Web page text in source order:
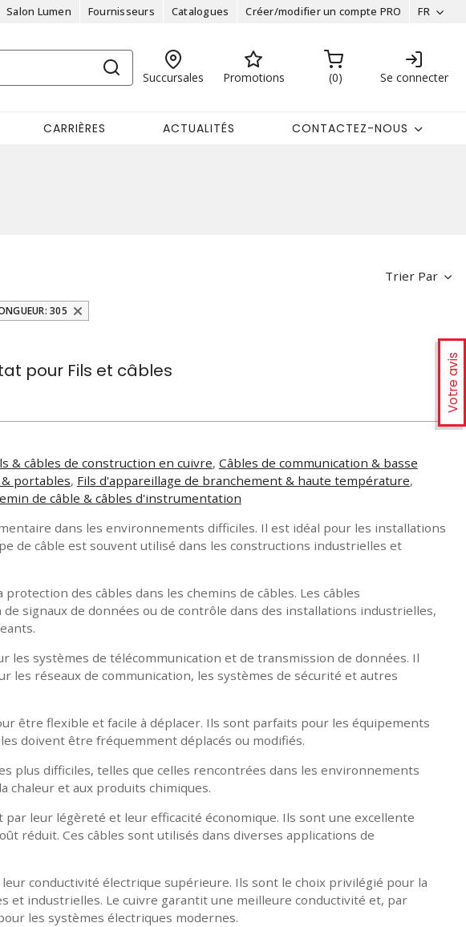
Salon Lumen Fournisseurs Catalogues Créer/modifier un compte PRO FR
Succursales Promotions 0 Se connecter
CARRIÈRES ACTUALITÉS CONTACTEZ-NOUS
Votre avis
Trier Par
305
pourFils et câbles
& câbles de construction en cuivre, Câbles de communication & basse
portables, Fils d'appareillage de branchement & haute température,
de câble & câbles d'instrumentation
dans les environnements difficiles. Il est idéal pour les installations
de câble est souvent utilisé dans les constructions industrielles et
des câbles dans les chemins de câbles. Les câbles
signaux de données ou de contrôle dans des installations industrielles,
les systèmes de télécommunication et de transmission de données. Il
réseaux de communication, les systèmes de sécurité et autres
être flexible et facile à déplacer. Ils sont parfaits pour les équipements
doivent être fréquemment déplacés ou modifiés.
plus difficiles, telles que celles rencontrées dans les environnements
chaleur et aux produits chimiques.
leur légèreté et leur efficacité économique. Ils sont une excellente
réduit. Ces câbles sont utilisés dans diverses applications de
conductivité électrique supérieure. Ils sont le choix privilégié pour la
et industrielles. Le cuivre garantit une meilleure conductivité et, par
les systèmes électriques modernes.